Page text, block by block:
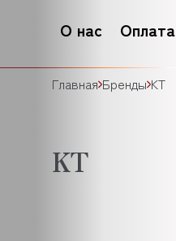
О нас Оплата
Главная Бренды KT
KT